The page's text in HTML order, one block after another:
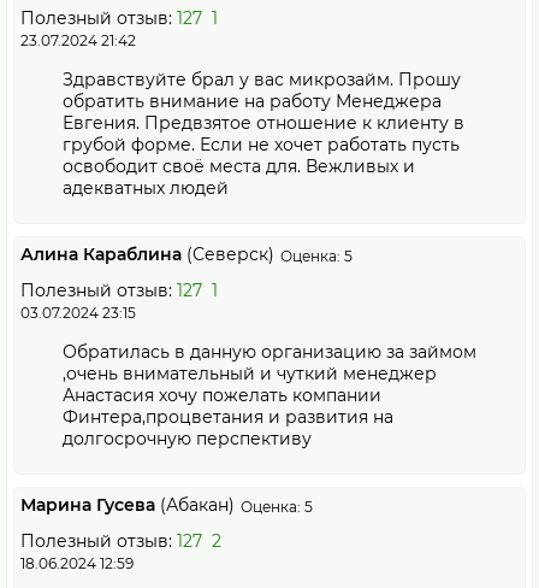
Полезный отзыв: 127 1
23.07.2024 21:42
Здравствуйте брал у вас микрозайм. Прошу
обратить внимание на работу Менеджера
Евгения. Предвзятое отношение к клиенту в
грубой форме. Если не хочет работать пусть
освободит своё места для. Вежливых и
адекватных людей
Алина Караблина (Северск) Оценка: 5
Полезный отзыв: 127 1
03.07.2024 23:15
Обратилась в данную организацию за займом
,очень внимательный и чуткий менеджер
Анастасия хочу пожелать компании
Финтера,процветания и развития на
долгосрочную перспективу
Марина Гусева (Абакан) Оценка: 5
Полезный отзыв: 127 2
18.06.2024 12:59